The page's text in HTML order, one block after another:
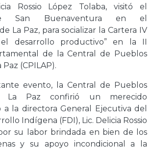
Rossio López Tolaba, visitó el
San Buenaventura en el
La Paz, para socializar la Cartera IV
el desarrollo productivo” en la II
de la Central de Pueblos
(CPILAP).
evento, la Central de Pueblos
La Paz confirió un merecido
a la directora General Ejecutiva del
Indígena (FDI), Lic. Delicia Rossio
su labor brindada en bien de los
y su apoyo incondicional a la